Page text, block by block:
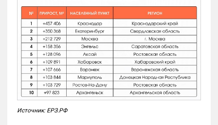
Источник: ЕРЗ.РФ